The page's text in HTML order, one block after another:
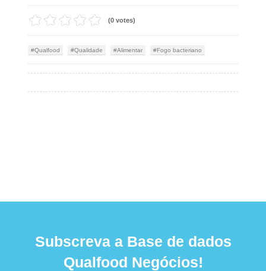
(0 votes)
Qualfood Qualidade Alimentar Fogo bacteriano
Subscreva a Base de dados
Qualfood Negócios!